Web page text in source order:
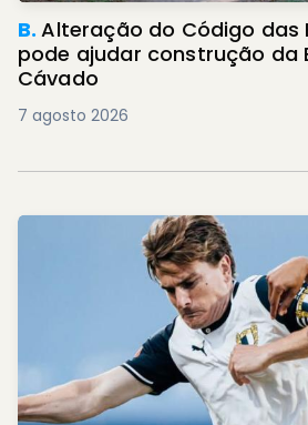
B.Alteração do Código das Expropriações
pode ajudar construção da
Cávado
7 agosto 2026